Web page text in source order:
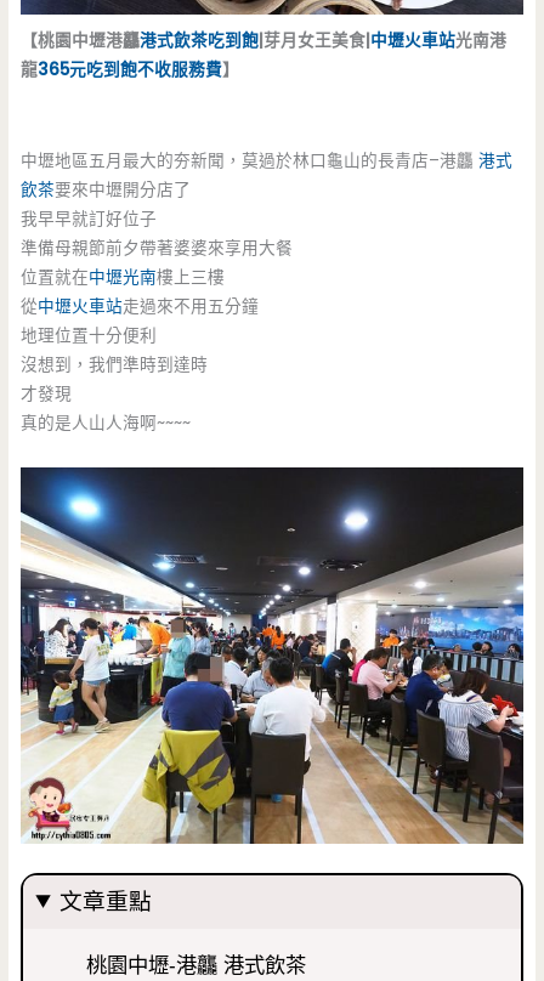
【桃園中壢港龘港式飲茶吃到飽|芽月女王美食|中壢火車站光南港
龍365元吃到飽不收服務費】
中壢地區五月最大的夯新聞，莫過於林口龜山的長青店–港龘港式
飲茶要來中壢開分店了
我早早就訂好位子
準備母親節前夕帶著婆婆來享用大餐
位置就在中壢光南樓上三樓
從中壢火車站走過來不用五分鐘
地理位置十分便利
沒想到，我們準時到達時
才發現
真的是人山人海啊~~~~
文章重點
桃園中壢-港龘 港式飲茶